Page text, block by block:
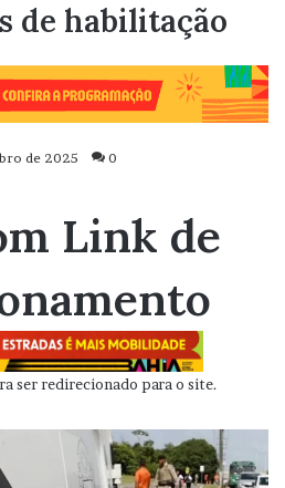
de habilitação
de 2025 0
Link de
ser redirecionado para o site.